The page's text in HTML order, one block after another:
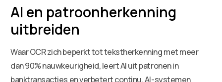
AI en patroonherkenning
uitbreiden
Waar OCR zich beperkt tot tekstherkenning met meer
dan 90% nauwkeurigheid, leert AI uit patronen in
banktransacties en verbetert continu. AI-systemen